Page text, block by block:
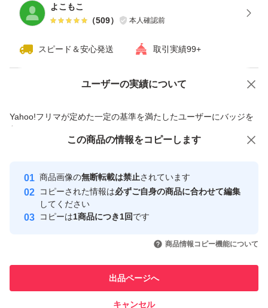
よこもこ
（509） 本人確認前
スピード＆安心発送 取引実績99+
ユーザーの実績について
Yahoo!フリマが定めた一定の基準を満たしたユーザーにバッジを
付与しています
安心取引出品者
心・安全なユーザーです
取引実績
引を完了させた実績があります
での取引実績があります
価格の相談 商品への質問
この商品の情報をコピーします
商品画像の無断転載は禁止されています
コピーされた情報は必ずご自身の商品に合わせて編集
してください
コピーは1商品につき1回です
商品情報コピー機能について
出品ページへ
キャンセル
この商品をみている人にオススメ